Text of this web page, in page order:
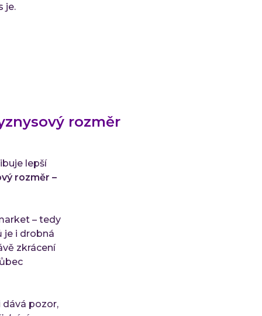
je.
rozměr
lepší
rozměr –
– tedy
je i drobná
zkrácení
pozor,